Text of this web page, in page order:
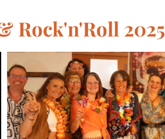
Rock'n'Roll 2025